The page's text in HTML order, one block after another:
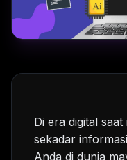
Di era digital
sekadar
Anda di dunia